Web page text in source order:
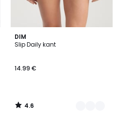
DIM
Slip Daily kant
14.99 €
4.6
/ 5
4
Kleuren
4.6
/